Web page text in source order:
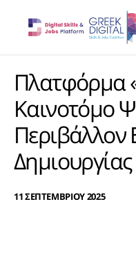
Πλατφόρμα
Καινοτόμο
Περιβάλλον
Δημιουργίας
11 ΣΕΠΤΕΜΒΡΙΟΥ 2025